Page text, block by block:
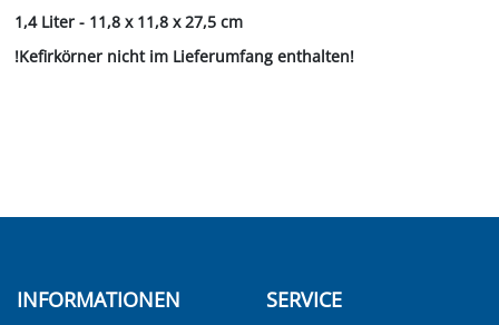
1,4 Liter - 11,8 x 11,8 x 27,5 cm
!Kefirkörner nicht im Lieferumfang enthalten!
INFORMATIONEN SERVICE